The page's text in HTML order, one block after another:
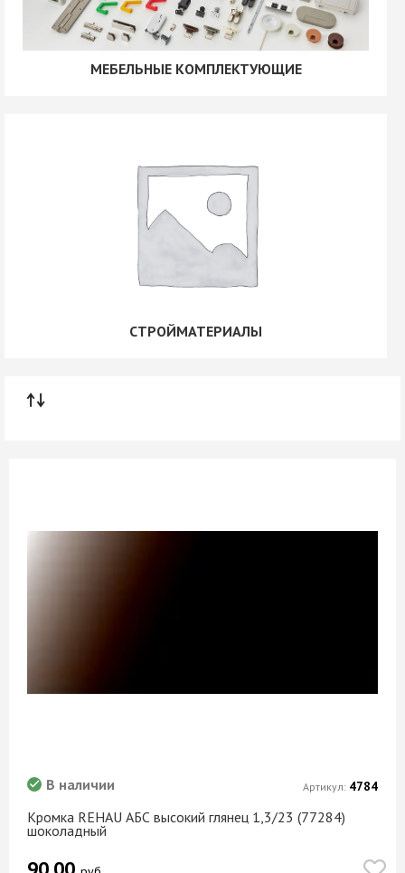
МЕБЕЛЬНЫЕ КОМПЛЕКТУЮЩИЕ
СТРОЙМАТЕРИАЛЫ
Кромка REHAU АБС высокий глянец 1,3/23 (77284)
шоколадный
В наличии Артикул: 4784